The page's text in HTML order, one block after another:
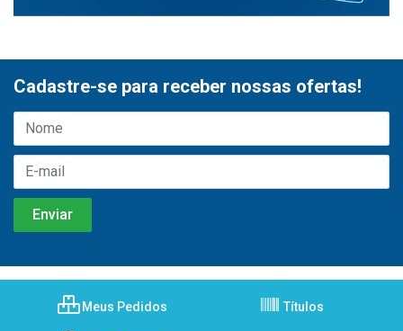
Cadastre-se para receber nossas ofertas!
Meus Pedidos Títulos